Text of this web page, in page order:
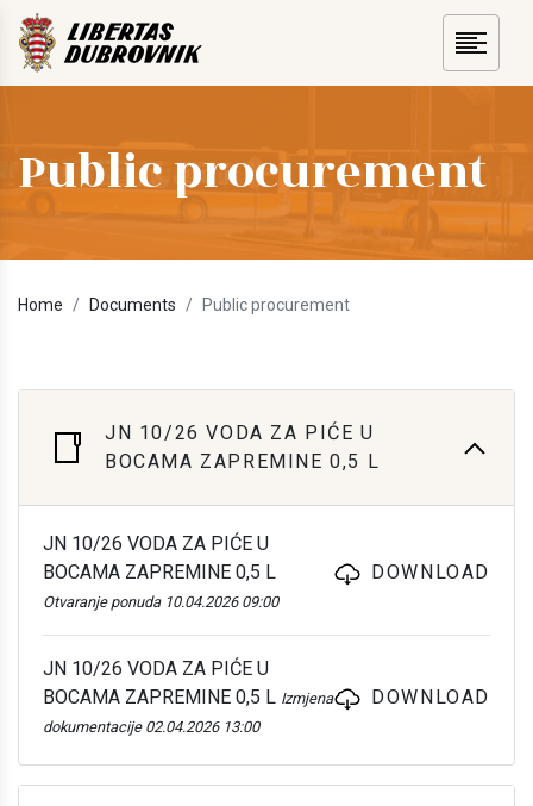
Public procurement
Home Documents Public procurement
JN 10/26 VODA ZA PIĆE U
BOCAMA ZAPREMINE 0,5 L
JN 10/26 VODA ZA PIĆE U
BOCAMA ZAPREMINE 0,5 L
Otvaranje ponuda 10.04.2026 09:00
DOWNLOAD
JN 10/26 VODA ZA PIĆE U
BOCAMA ZAPREMINE 0,5 L Izmjena
dokumentacije 02.04.2026 13:00
DOWNLOAD